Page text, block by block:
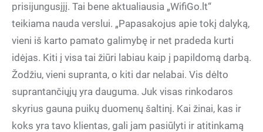
prisijungusįjį. Tai bene aktualiausia „WifiGo.lt“
teikiama nauda verslui. „Papasakojus apie tokį dalyką,
vieni iš karto pamato galimybę ir net pradeda kurti
idėjas. Kiti į visa tai žiūri labiau kaip į papildomą darbą.
Žodžiu, vieni supranta, o kiti dar nelabai. Vis dėlto
suprantančiųjų yra dauguma. Juk visas rinkodaros
skyrius gauna puikų duomenų šaltinį. Kai žinai, kas ir
koks yra tavo klientas, gali jam pasiūlyti ir atitinkamą